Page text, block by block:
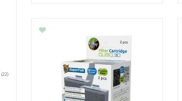
(22)